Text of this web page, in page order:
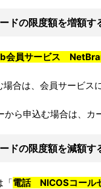
ドの限度額を増額す
会員サービス
合は、会員サービ
から申込む場合は、カ
ドの限度額を減額す
「電話 NICOSコール